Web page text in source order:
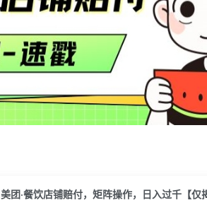
美团·餐饮店铺赔付，矩阵操作，日入过千【仅